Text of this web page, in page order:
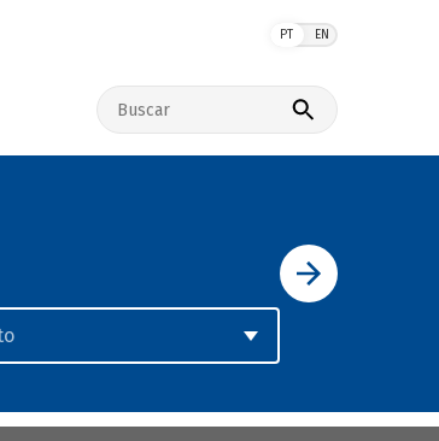
PT EN
Buscar no site